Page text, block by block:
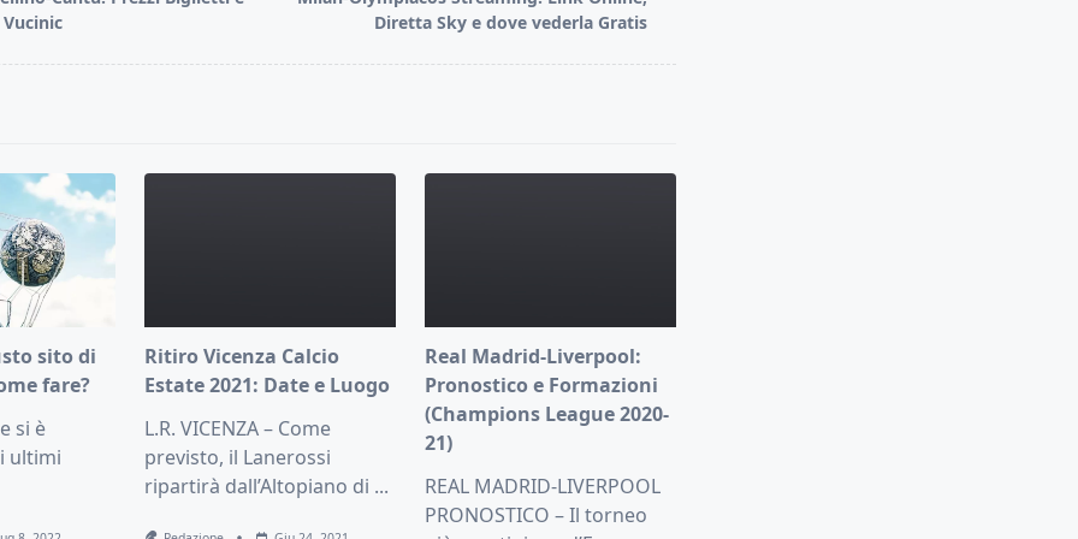
Diretta Sky e dove vederla Gratis
sito di
fare?
si è
ultimi
Ritiro Vicenza Calcio
Estate 2021: Date e Luogo
L.R. VICENZA – Come
previsto, il Lanerossi
ripartirà dall’Altopiano di ...
Real Madrid-Liverpool:
Pronostico e Formazioni
(Champions League 2020-
21)
REAL MADRID-LIVERPOOL
PRONOSTICO – Il torneo